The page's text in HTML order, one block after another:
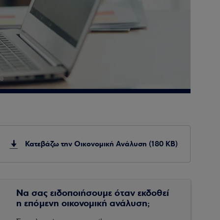
Κατεβάζω την Οικονομική Ανάλυση (180 KB)
Να σας ειδοποιήσουμε όταν εκδοθεί
η επόμενη οικονομική ανάλυση;